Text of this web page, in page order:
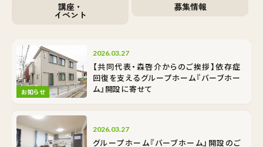
講座・
イベント
募集情報
お知らせ
2026.03.27
【共同代表・森啓介からのご挨拶】依存症
回復を支えるグループホーム『バーブホー
ム』開設に寄せて
2026.03.27
グループホーム『バーブホーム』開設のご